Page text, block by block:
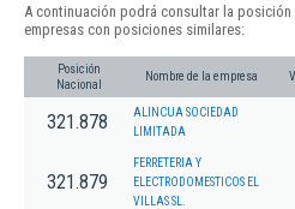
A continuación podrá consultar la posición
empresas con posiciones similares:
Posición
Nacional
Nombre de la empresa
321.878
ALINCUA SOCIEDAD
LIMITADA
321.879
FERRETERIA Y
ELECTRODOMESTICOS EL
VILLAS SL.